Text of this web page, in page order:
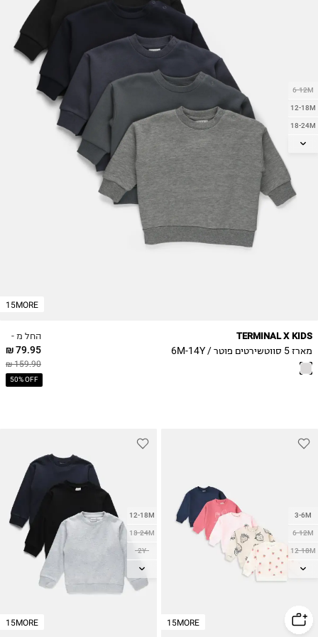
15MORE
6-12M
12-18M
18-24M
2Y
החל מ -
79.95 ₪
159.90 ₪
50% OFF
TERMINAL X KIDS
מארז 5 סווטשירטים פוטר / 6M-14Y
15MORE
3-6M
6-12M
12-18M
18-24M
15MORE
12-18M
18-24M
2Y
3Y
4Y